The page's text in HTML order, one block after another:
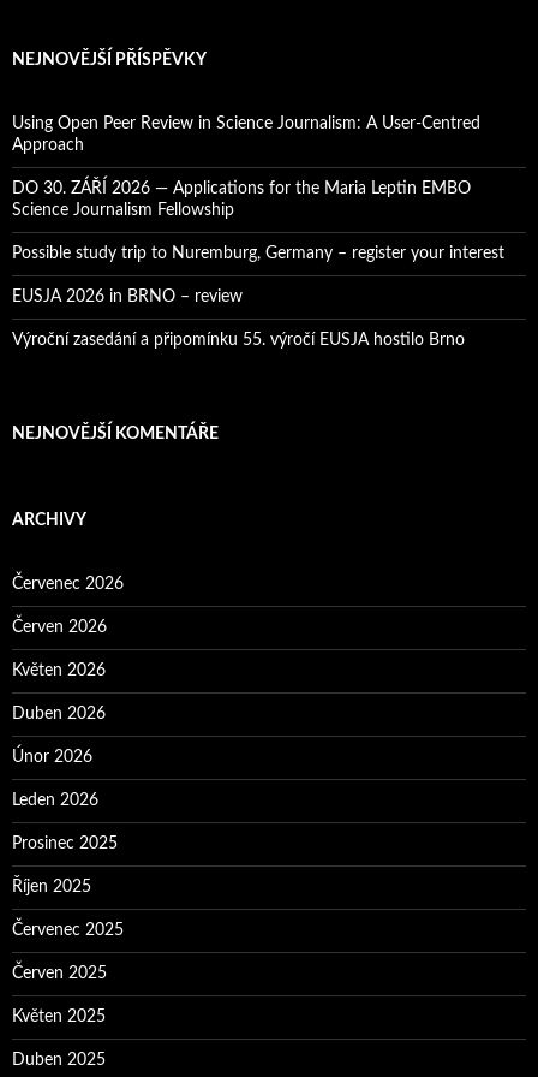
e
v
á
n
í
NEJNOVĚJŠÍ PŘÍSPĚVKY
Using Open Peer Review in Science Journalism: A User-Centred
Approach
DO 30. ZÁŘÍ 2026 — Applications for the Maria Leptin EMBO
Science Journalism Fellowship
Possible study trip to Nuremburg, Germany – register your interest
EUSJA 2026 in BRNO – review
Výroční zasedání a připomínku 55. výročí EUSJA hostilo Brno
NEJNOVĚJŠÍ KOMENTÁŘE
ARCHIVY
Červenec 2026
Červen 2026
Květen 2026
Duben 2026
Únor 2026
Leden 2026
Prosinec 2025
Říjen 2025
Červenec 2025
Červen 2025
Květen 2025
Duben 2025